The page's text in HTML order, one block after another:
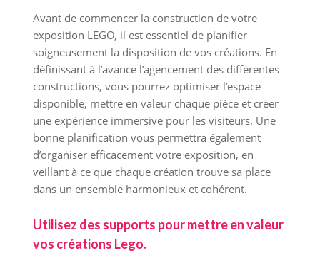
Avant de commencer la construction de votre
exposition LEGO, il est essentiel de planifier
soigneusement la disposition de vos créations. En
définissant à l’avance l’agencement des différentes
constructions, vous pourrez optimiser l’espace
disponible, mettre en valeur chaque pièce et créer
une expérience immersive pour les visiteurs. Une
bonne planification vous permettra également
d’organiser efficacement votre exposition, en
veillant à ce que chaque création trouve sa place
dans un ensemble harmonieux et cohérent.
Utilisez des supports pour mettre en valeur
vos créations Lego.